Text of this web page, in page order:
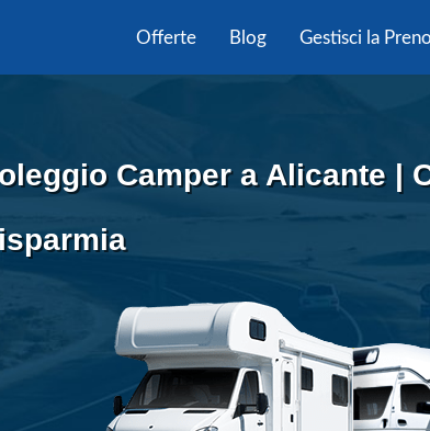
Offerte Blog Gestisci la
Camper a Alicante |